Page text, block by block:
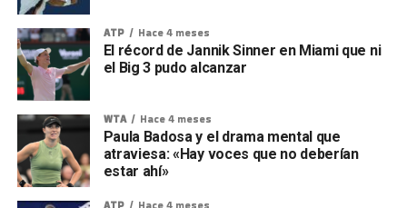
ATP Hace 4 meses
El récord de Jannik Sinner en Miami que ni
el Big 3 pudo alcanzar
WTA Hace 4 meses
Paula Badosa y el drama mental que
atraviesa: «Hay voces que no deberían
estar ahí»